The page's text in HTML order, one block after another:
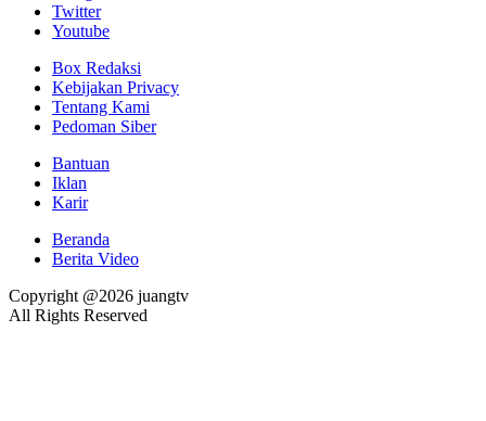
Twitter
Youtube
Box Redaksi
Kebijakan Privacy
Tentang Kami
Pedoman Siber
Bantuan
Iklan
Karir
Beranda
Berita Video
Copyright @2026 juangtv
All Rights Reserved